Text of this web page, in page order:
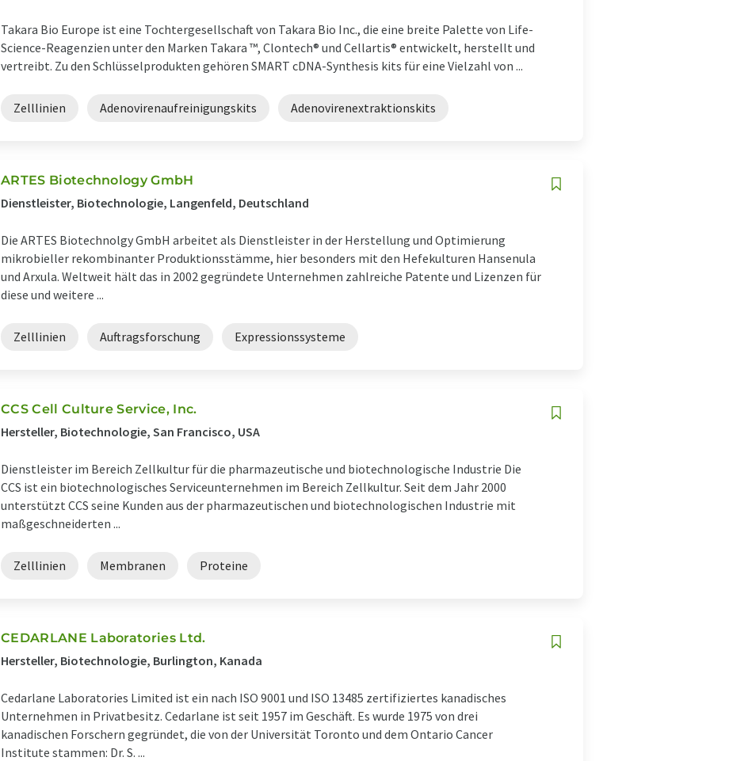
Takara Bio Europe ist eine Tochtergesellschaft von Takara Bio Inc., die eine breite Palette von Life-
Science-Reagenzien unter den Marken Takara ™, Clontech® und Cellartis® entwickelt, herstellt und
vertreibt. Zu den Schlüsselprodukten gehören SMART cDNA-Synthesis kits für eine Vielzahl von ...
Zelllinien Adenovirenaufreinigungskits Adenovirenextraktionskits
ARTES Biotechnology GmbH
Dienstleister, Biotechnologie, Langenfeld, Deutschland
Die ARTES Biotechnolgy GmbH arbeitet als Dienstleister in der Herstellung und Optimierung
mikrobieller rekombinanter Produktionsstämme, hier besonders mit den Hefekulturen Hansenula
und Arxula. Weltweit hält das in 2002 gegründete Unternehmen zahlreiche Patente und Lizenzen für
diese und weitere ...
Zelllinien Auftragsforschung Expressionssysteme
CCS Cell Culture Service, Inc.
Hersteller, Biotechnologie, San Francisco, USA
Dienstleister im Bereich Zellkultur für die pharmazeutische und biotechnologische Industrie Die
CCS ist ein biotechnologisches Serviceunternehmen im Bereich Zellkultur. Seit dem Jahr 2000
unterstützt CCS seine Kunden aus der pharmazeutischen und biotechnologischen Industrie mit
maßgeschneiderten ...
Zelllinien Membranen Proteine
CEDARLANE Laboratories Ltd.
Hersteller, Biotechnologie, Burlington, Kanada
Cedarlane Laboratories Limited ist ein nach ISO 9001 und ISO 13485 zertifiziertes kanadisches
Unternehmen in Privatbesitz. Cedarlane ist seit 1957 im Geschäft. Es wurde 1975 von drei
kanadischen Forschern gegründet, die von der Universität Toronto und dem Ontario Cancer
Institute stammen: Dr. S. ...